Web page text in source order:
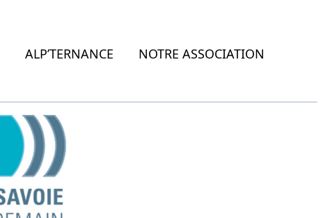
ALP’TERNANCE NOTRE ASSOCIATION